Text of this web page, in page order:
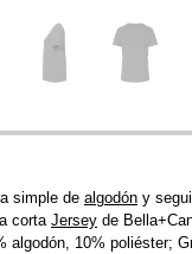
simple de algodón y
cortaJersey de
algodón, 10% poliéster;